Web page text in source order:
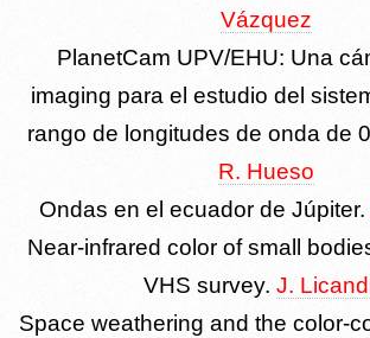
Vázquez
PlanetCam UPV/EHU: Una
imaging para el estudio del
rango de longitudes de onda de
R. Hueso
Ondas en el ecuador de Júpiter.
Near-infrared color of small
VHS survey. J.
Space weathering and the color-